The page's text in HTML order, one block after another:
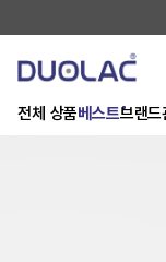
전체 상품베스트브랜드